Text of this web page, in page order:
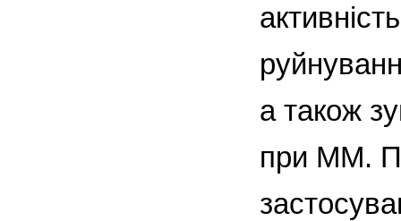
а також
при ММ.